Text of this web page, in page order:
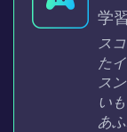
学
ス
た
ス
い
あ